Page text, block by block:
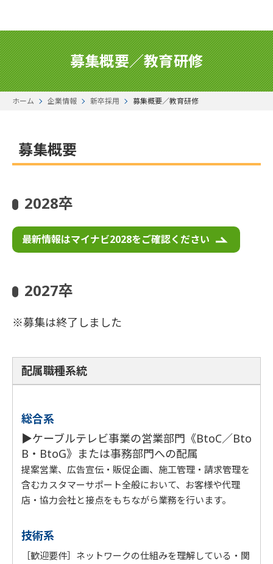
募集概要／教育研修
ホーム 企業情報 新卒採用 募集概要／教育研修
募集概要
2028卒
最新情報はマイナビ2028をご確認ください
2027卒
※募集は終了しました
配属職種系統
総合系
▶ケーブルテレビ事業の営業部門《BtoC／Bto
B・BtoG》または事務部門への配属
提案営業、広告宣伝・販促企画、施工管理・請求管理を
含むカスタマーサポート全般において、お客様や代理
店・協力会社と接点をもちながら業務を行います。
技術系
［歓迎要件］ネットワークの仕組みを理解している・関